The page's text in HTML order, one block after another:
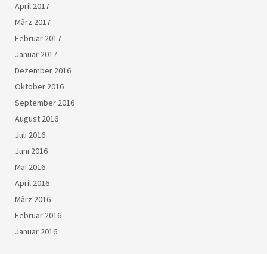
April 2017
März 2017
Februar 2017
Januar 2017
Dezember 2016
Oktober 2016
September 2016
August 2016
Juli 2016
Juni 2016
Mai 2016
April 2016
März 2016
Februar 2016
Januar 2016